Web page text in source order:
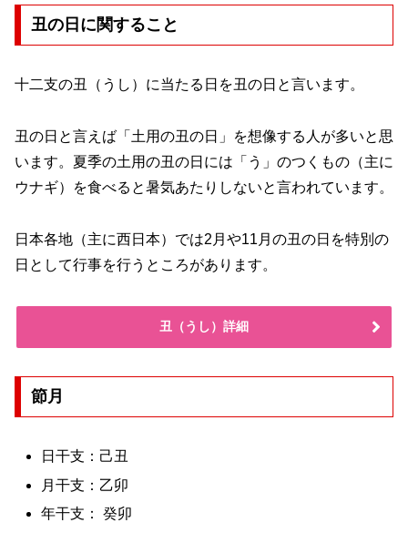
丑の日に関すること
十二支の丑（うし）に当たる日を丑の日と言います。
丑の日と言えば「土用の丑の日」を想像する人が多いと思
います。夏季の土用の丑の日には「う」のつくもの（主に
ウナギ）を食べると暑気あたりしないと言われています。
日本各地（主に西日本）では2月や11月の丑の日を特別の
日として行事を行うところがあります。
丑（うし）詳細
節月
日干支：己丑
月干支：乙卯
年干支： 癸卯